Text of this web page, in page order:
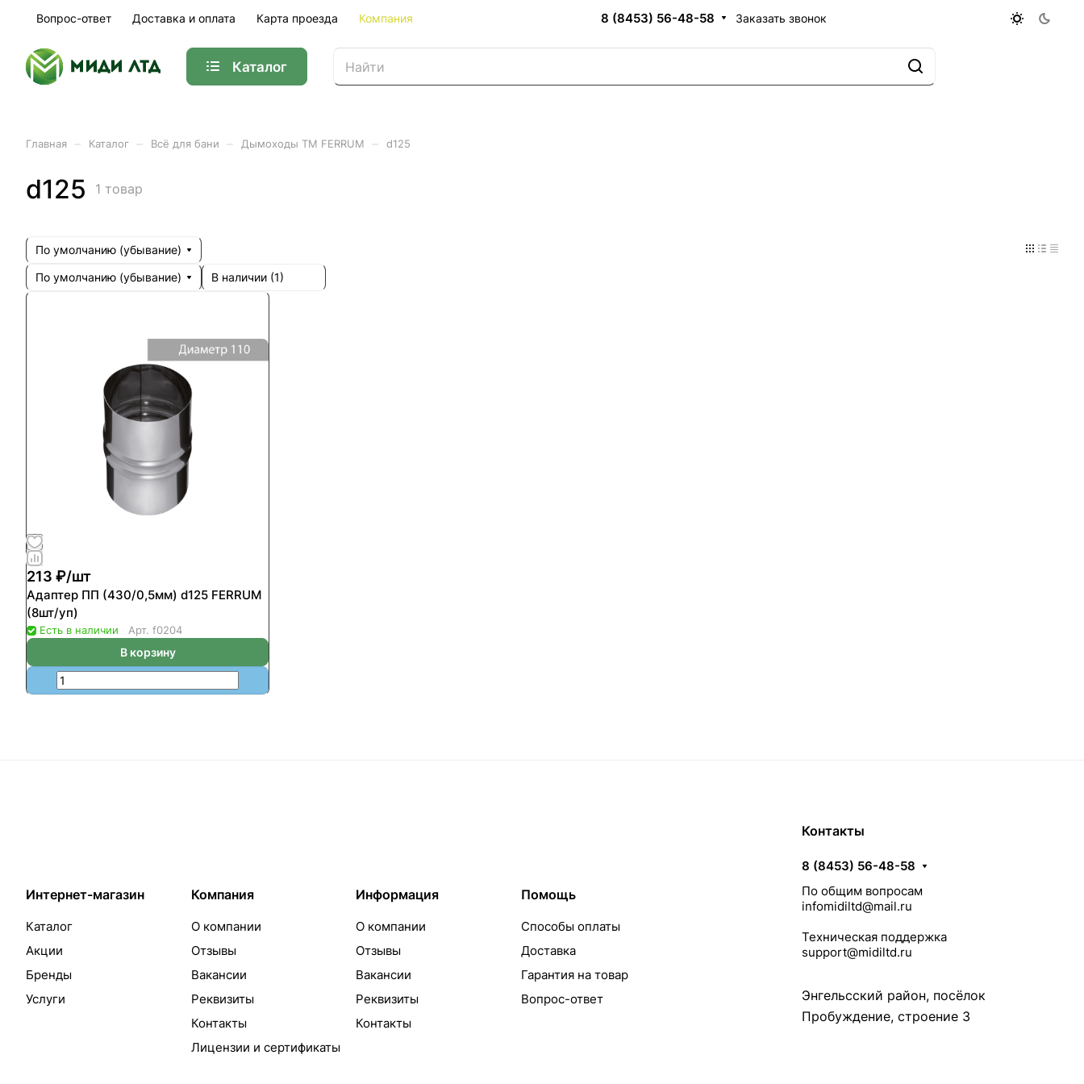
Вопрос-ответ Доставка и оплата Карта проезда Компания 8 (8453) 56-48-58 Заказать звонок
Каталог
Главная Каталог Всё для бани Дымоходы ТМ FERRUM d125
d125 1 товар
По умолчанию (убывание)
По умолчанию (убывание)
В наличии (1)
213 ₽/шт
Адаптер ПП (430/0,5мм) d125 FERRUM
(8шт/уп)
Есть в наличии Арт. f0204
В корзину
Интернет-магазин
Каталог
Акции
Бренды
Услуги
Компания
О компании
Отзывы
Вакансии
Реквизиты
Контакты
Лицензии и сертификаты
Информация
О компании
Отзывы
Вакансии
Реквизиты
Контакты
Помощь
Способы оплаты
Доставка
Гарантия на товар
Вопрос-ответ
Контакты
8 (8453) 56-48-58
По общим вопросам
infomidiltd@mail.ru
Техническая поддержка
support@midiltd.ru
Энгельсский район, посёлок
Пробуждение, строение 3